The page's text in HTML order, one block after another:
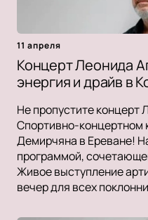
11 апреля
Концерт Леонида
энергия и драйв в
Не пропустите концерт
Спортивно-концертном
Демирчяна в Ереване!
программой,
Живое выступление
вечер для всех